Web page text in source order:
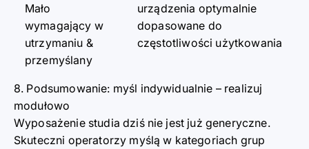
Mało
wymagający w
utrzymaniu &
przemyślany
urządzenia optymalnie
dopasowane do
częstotliwości użytkowania
8. Podsumowanie: myśl indywidualnie – realizuj
modułowo
Wyposażenie studia dziś nie jest już generyczne.
Skuteczni operatorzy myślą w kategoriach grup